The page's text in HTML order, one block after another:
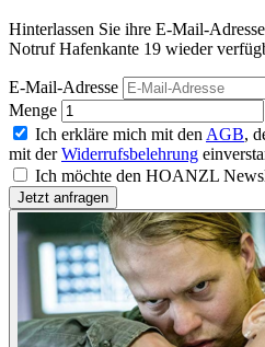
Hinterlassen Sie ihre E-Mail-
Notruf Hafenkante 19 wieder
E-Mail-Adresse
Menge
Ich erkläre mich mit den AGB,
mit derWiderrufsbelehrung
Ich möchte den HOANZL